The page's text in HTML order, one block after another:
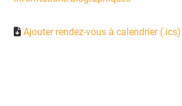
Ajouter rendez-vous à calendrier (.ics)